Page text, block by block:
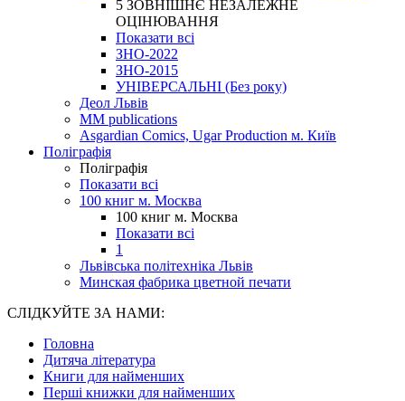
5 ЗОВНІШНЄ НЕЗАЛЕЖНЕ
ОЦІНЮВАННЯ
Показати всі
ЗНО-2022
ЗНО-2015
УНІВЕРСАЛЬНІ (Без року)
Деол Львів
MM publications
Asgardian Comics, Ugar Production м. Київ
Поліграфія
Поліграфія
Показати всі
100 книг м. Москва
100 книг м. Москва
Показати всі
1
Львівська політехніка Львів
Минская фабрика цветной печати
СЛІДКУЙТЕ ЗА НАМИ:
Головна
Дитяча література
Книги для найменших
Перші книжки для найменших